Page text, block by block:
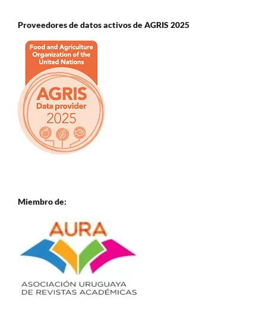
Proveedores de datos activos de AGRIS 2025
Miembro de: